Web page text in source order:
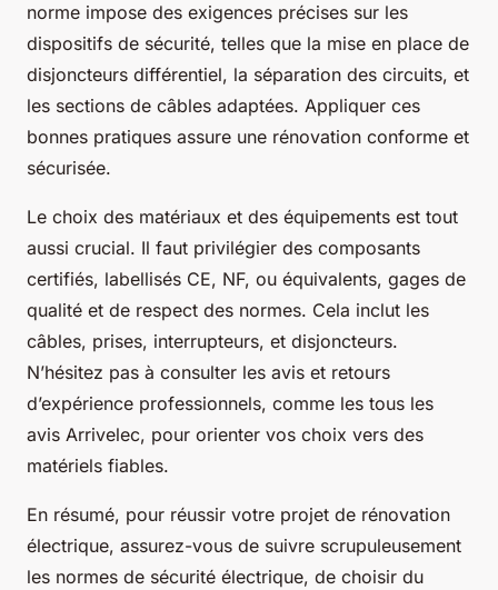
norme impose des exigences précises sur les
dispositifs de sécurité, telles que la mise en place de
disjoncteurs différentiel, la séparation des circuits, et
les sections de câbles adaptées. Appliquer ces
bonnes pratiques assure une rénovation conforme et
sécurisée.
Le choix des matériaux et des équipements est tout
aussi crucial. Il faut privilégier des composants
certifiés, labellisés CE, NF, ou équivalents, gages de
qualité et de respect des normes. Cela inclut les
câbles, prises, interrupteurs, et disjoncteurs.
N’hésitez pas à consulter les avis et retours
d’expérience professionnels, comme les tous les
avis Arrivelec, pour orienter vos choix vers des
matériels fiables.
En résumé, pour réussir votre projet de rénovation
électrique, assurez-vous de suivre scrupuleusement
les normes de sécurité électrique, de choisir du